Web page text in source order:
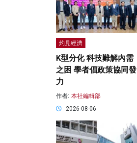
灼見經濟
K型分化 科技難解內需
之困 學者倡政策協同發
力
作者: 本社編輯部
2026-08-06